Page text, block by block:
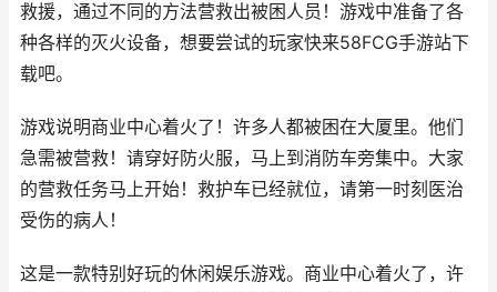
救援，通过不同的方法营救出被困人员！游戏中准备了各
种各样的灭火设备，想要尝试的玩家快来58FCG手游站下
载吧。
游戏说明商业中心着火了！许多人都被困在大厦里。他们
急需被营救！请穿好防火服，马上到消防车旁集中。大家
的营救任务马上开始！救护车已经就位，请第一时刻医治
受伤的病人！
这是一款特别好玩的休闲娱乐游戏。商业中心着火了，许